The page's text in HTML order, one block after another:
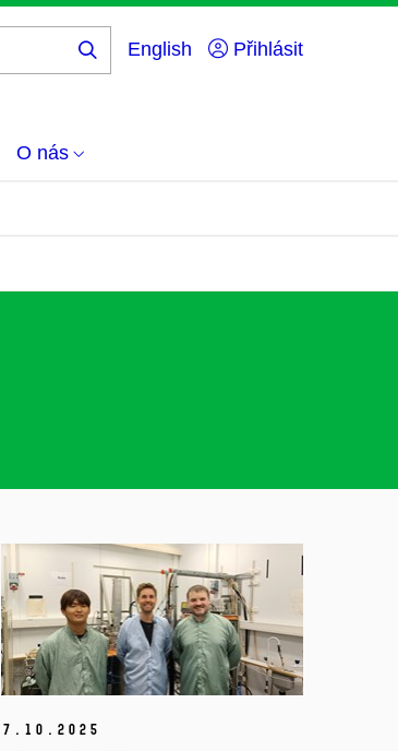
English Přihlásit
O nás
7. 10. 2025